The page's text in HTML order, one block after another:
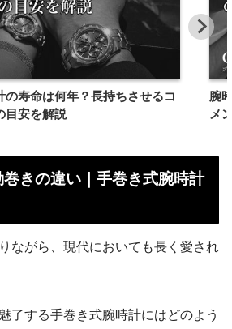
の寿命は何年？長持ちさせるコ
目安を解説
腕
メ
きの違い｜手巻き式腕時計
ながら、現代においても長く愛され
了する手巻き式腕時計にはどのよう